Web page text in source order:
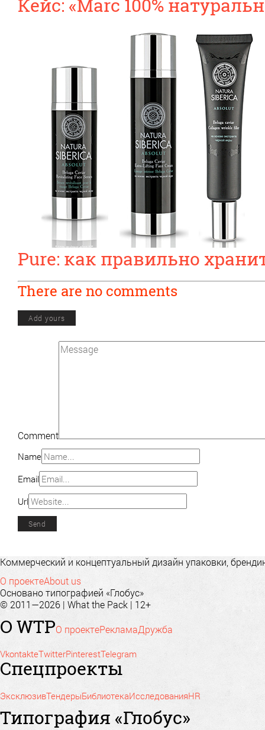
Кейс: «Marc 100%
Pure: как правильно
There are no comments
Add yours
Comment
Name
Email
Url
Коммерческий и концептуальный дизайн упаковки,
О проектеAbout us
Основано типографией «Глобус»
© 2011—2026 | What the Pack | 12+
О WTPО проектеРекламаДружба
VkontakteTwitterPinterestTelegram
Спецпроекты
ЭксклюзивТендерыБиблиотекаИсследованияHR
Типография «Глобус»